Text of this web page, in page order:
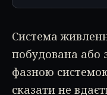
Система
побудована або
фазною
сказати не